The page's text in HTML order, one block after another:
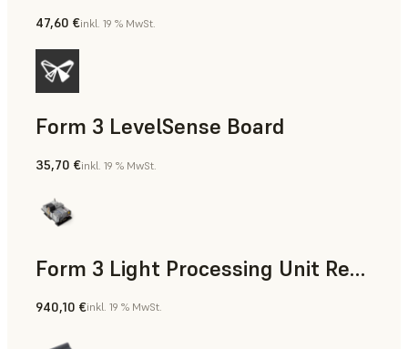
47,60 €inkl. 19 % MwSt.
Form 3 LevelSense Board
35,70 €inkl. 19 % MwSt.
Form 3 Light Processing Unit Replacement Kit
940,10 €inkl. 19 % MwSt.